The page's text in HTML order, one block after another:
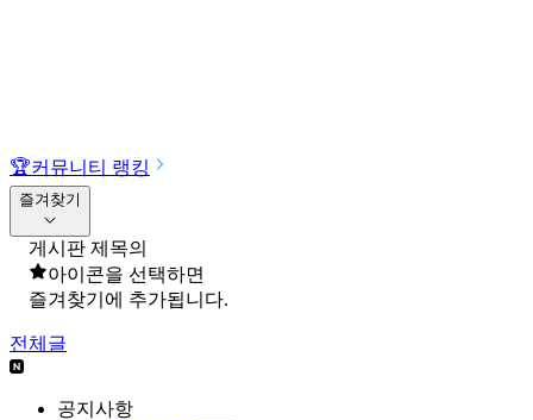
🏆커뮤니티 랭킹
즐겨찾기
게시판 제목의
아이콘을 선택하면
즐겨찾기에 추가됩니다.
전체글
공지사항